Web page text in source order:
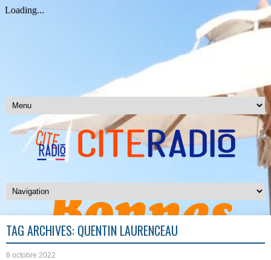
TAG ARCHIVES: QUENTIN LAURENCEAU
8 octobre 2022